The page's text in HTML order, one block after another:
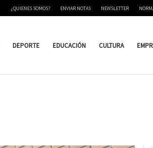
¿QUIENES SOMOS? ENVIAR NOTAS NEWSLETTER
DEPORTE EDUCACIÓN CULTURA